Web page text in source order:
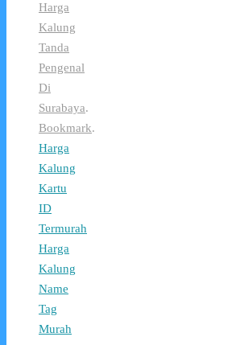
Harga
Kalung
Tanda
Pengenal
Di
Surabaya.
Bookmark.
Harga
Kalung
Kartu
ID
Termurah
Harga
Kalung
Name
Tag
Murah